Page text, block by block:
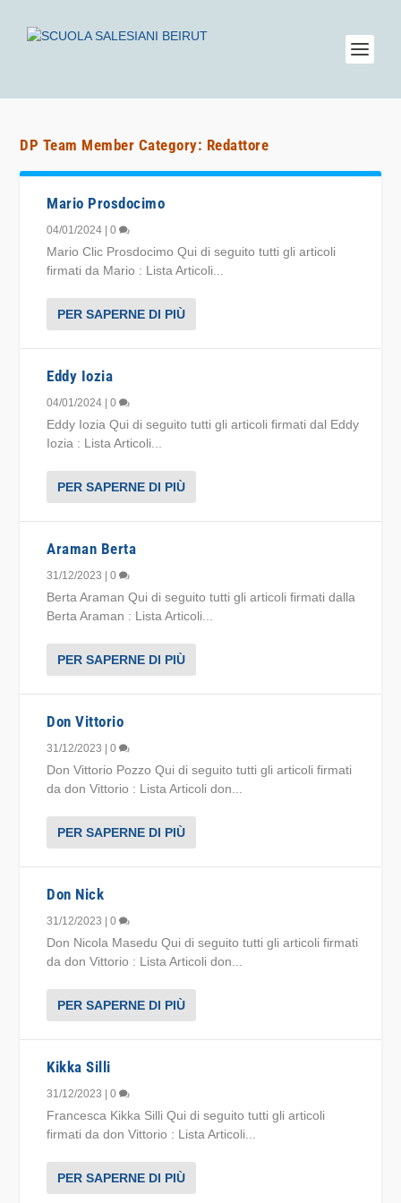
DP Team Member Category: Redattore
Mario Prosdocimo
04/01/2024 |0
Mario Clic Prosdocimo Qui di seguito tutti gli articoli
firmati da Mario : Lista Articoli...
PER SAPERNE DI PIÙ
Eddy Iozia
04/01/2024 |0
Eddy Iozia Qui di seguito tutti gli articoli firmati dal Eddy
Iozia : Lista Articoli...
PER SAPERNE DI PIÙ
Araman Berta
31/12/2023 |0
Berta Araman Qui di seguito tutti gli articoli firmati dalla
Berta Araman : Lista Articoli...
PER SAPERNE DI PIÙ
Don Vittorio
31/12/2023 |0
Don Vittorio Pozzo Qui di seguito tutti gli articoli firmati
da don Vittorio : Lista Articoli don...
PER SAPERNE DI PIÙ
Don Nick
31/12/2023 |0
Don Nicola Masedu Qui di seguito tutti gli articoli firmati
da don Vittorio : Lista Articoli don...
PER SAPERNE DI PIÙ
Kikka Silli
31/12/2023 |0
Francesca Kikka Silli Qui di seguito tutti gli articoli
firmati da don Vittorio : Lista Articoli...
PER SAPERNE DI PIÙ